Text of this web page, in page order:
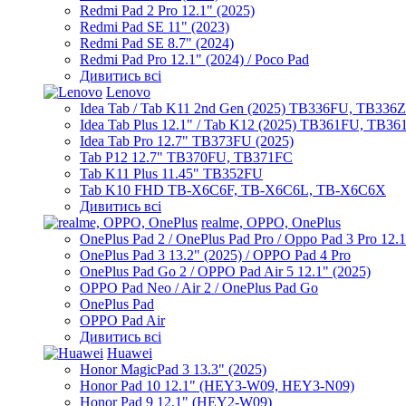
Redmi Pad 2 Pro 12.1" (2025)
Redmi Pad SE 11" (2023)
Redmi Pad SE 8.7" (2024)
Redmi Pad Pro 12.1" (2024) / Poco Pad
Дивитись всі
Lenovo
Idea Tab / Tab K11 2nd Gen (2025) TB336FU,
Idea Tab Plus 12.1" / Tab K12 (2025) TB361FU,
Idea Tab Pro 12.7" TB373FU (2025)
Tab P12 12.7" TB370FU, TB371FC
Tab K11 Plus 11.45" TB352FU
Tab K10 FHD TB-X6C6F, TB-X6C6L, TB-X6C6X
Дивитись всі
realme, OPPO, OnePlus
OnePlus Pad 2 / OnePlus Pad Pro / Oppo Pad 3 Pro
OnePlus Pad 3 13.2" (2025) / OPPO Pad 4 Pro
OnePlus Pad Go 2 / OPPO Pad Air 5 12.1" (2025)
OPPO Pad Neo / Air 2 / OnePlus Pad Go
OnePlus Pad
OPPO Pad Air
Дивитись всі
Huawei
Honor MagicPad 3 13.3" (2025)
Honor Pad 10 12.1" (HEY3-W09, HEY3-N09)
Honor Pad 9 12.1" (HEY2-W09)